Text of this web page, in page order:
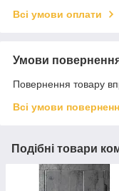
Всі умови оплати
Умови
Повернення товару
Всі умови
Подібні товари